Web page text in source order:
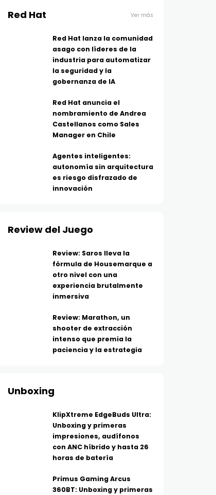
Red Hat Ver más
Red Hat lanza la comunidad
asago con líderes de la
industria para automatizar
la seguridad y la
gobernanza de IA
Red Hat anuncia el
nombramiento de Andrea
Castellanos como Sales
Manager en Chile
Agentes inteligentes:
autonomía sin arquitectura
es riesgo disfrazado de
innovación
Review del Juego
Review: Saros lleva la
fórmula de Housemarque a
otro nivel con una
experiencia brutalmente
inmersiva
Review: Marathon, un
shooter de extracción
intenso que premia la
paciencia y la estrategia
Unboxing
KlipXtreme EdgeBuds Ultra:
Unboxing y primeras
impresiones, audífonos
con ANC híbrido y hasta 26
horas de batería
Primus Gaming Arcus
360BT: Unboxing y primeras